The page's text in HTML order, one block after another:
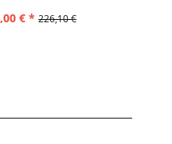
€ * 226,10 €